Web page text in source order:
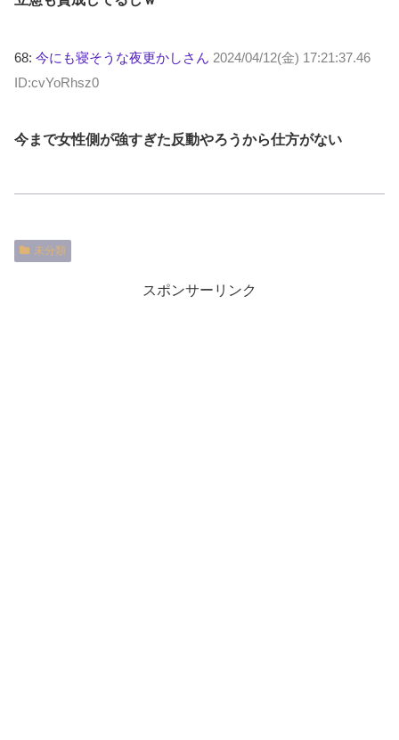
68: 今にも寝そうな夜更かしさん 2024/04/12(金) 17:21:37.46
ID:cvYoRhsz0
今まで女性側が強すぎた反動やろうから仕方がない
未分類
スポンサーリンク